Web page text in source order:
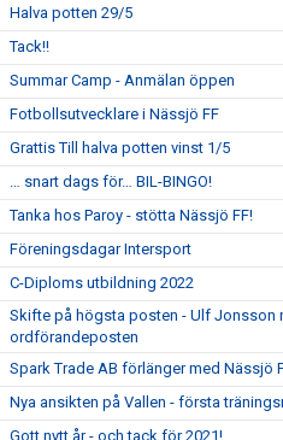
Halva potten 29/5
Tack!!
Summar Camp - Anmälan öppen
Fotbollsutvecklare i Nässjö FF
Grattis Till halva potten vinst 1/5
… snart dags för… BIL-BINGO!
Tanka hos Paroy - stötta Nässjö FF!
Föreningsdagar Intersport
C-Diploms utbildning 2022
Skifte på högsta posten - Ulf Jonsson
ordförandeposten
Spark Trade AB förlänger med Nässjö
Nya ansikten på Vallen - första
Gott nytt år - och tack för 2021!